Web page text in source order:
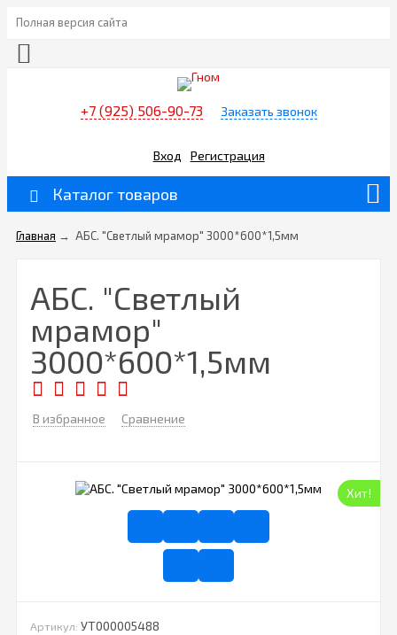
Полная версия сайта
+7 (925) 506-90-73 Заказать звонок
Вход Регистрация
Каталог товаров
Главная → АБС. "Светлый мрамор" 3000*600*1,5мм
АБС. "Светлый
мрамор"
3000*600*1,5мм
В избранное Сравнение
Хит!
Артикул: УТ000005488